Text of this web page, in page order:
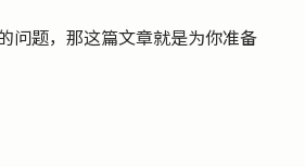
问题，那这篇文章就是为你准备